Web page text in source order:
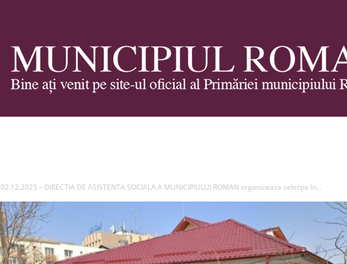
Roman
02.12.2025 – DIRECTIA DE ASISTENTA SOCIALA A MUNICIPIULUI ROMAN organizeaza selecție în...